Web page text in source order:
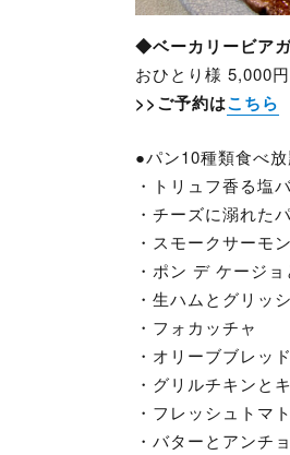
◆ベーカリービア
おひとり様 5,000円
>>ご予約はこちら
●パン10種類食べ
・トリュフ香る塩
・チーズに溺れた
・スモークサーモ
・ポン デ ケージ
・生ハムとグリッ
・フォカッチャ
・オリーブブレッド
・グリルチキンと
・フレッシュトマ
・バターとアンチ